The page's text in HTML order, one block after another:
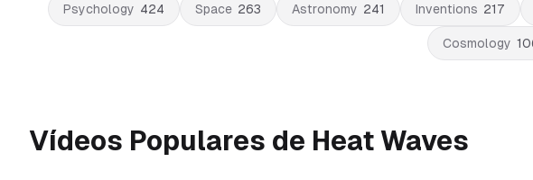
Psychology 424 Space 263 Astronomy 241 Inventions 217
Cosmology
Vídeos Populares de Heat Waves